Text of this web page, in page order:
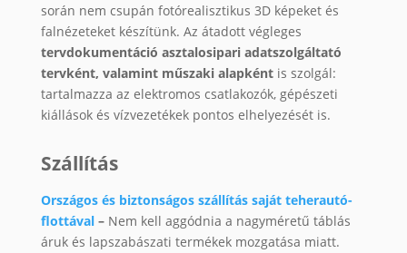
során nem csupán fotórealisztikus 3D képeket és
falnézeteket készítünk. Az átadott végleges
tervdokumentáció asztalosipari adatszolgáltató
tervként, valamint műszaki alapként is szolgál:
tartalmazza az elektromos csatlakozók, gépészeti
kiállások és vízvezetékek pontos elhelyezését is.
Szállítás
Országos és biztonságos szállítás saját teherautó-
flottával– Nem kell aggódnia a nagyméretű táblás
áruk és lapszabászati termékek mozgatása miatt.